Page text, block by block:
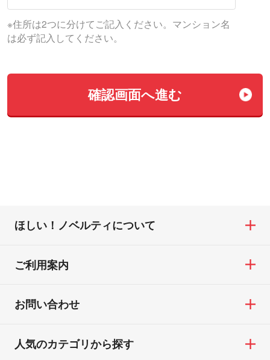
※住所は2つに分けてご記入ください。マンション名
は必ず記入してください。
確認画⾯へ進む
ほしい！ノベルティについて
ご利用案内
お問い合わせ
人気のカテゴリから探す